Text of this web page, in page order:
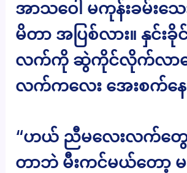
အာသဝေါ မကုန်းခမ်းသ
မိတာ အပြစ်လား။ နှင်းခို
လက်ကို ဆွဲကိုင်လိုက်လာ
လက်ကလေး အေးစက်န
“ဟယ် ညီမလေးလက်တွေ
တာဘဲ မီးကင်မယ်တော့